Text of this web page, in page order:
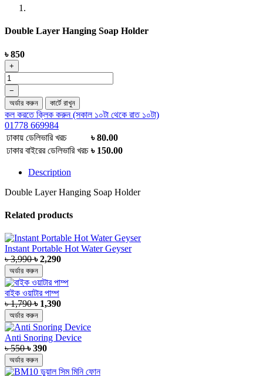
Double Layer Hanging Soap Holder
৳ 850
+
−
অর্ডার করুন
কার্টে রাখুন
কল করতে ক্লিক করুন (সকাল ১০টা থেকে রাত ১০টা)
01778 669984
ঢাকায় ডেলিভারি খরচ
৳ 80.00
ঢাকার বাইরের ডেলিভারি খরচ ৳ 150.00
Description
Double Layer Hanging Soap Holder
Related products
Instant Portable Hot Water Geyser
৳ 3,990৳ 2,290
অর্ডার করুন
বাইক ওয়াটার পাম্প
৳ 1,790৳ 1,390
অর্ডার করুন
Anti Snoring Device
৳ 550৳ 390
অর্ডার করুন